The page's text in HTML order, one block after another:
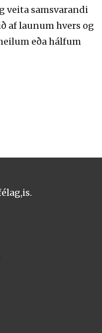
veita samsvarandi
af launum hvers og
eða hálfum